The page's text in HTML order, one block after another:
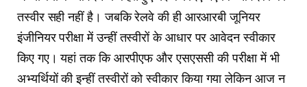
तस्वीर सही नहीं है। जबकि रेलवे की ही आरआरबी जूनियर
इंजीनियर परीक्षा में उन्हीं तस्वीरों के आधार पर आवेदन स्वीकार
किए गए। यहां तक कि आरपीएफ और एसएससी की परीक्षा में भी
अभ्यर्थियों की इन्हीं तस्वीरों को स्वीकार किया गया लेकिन आज न